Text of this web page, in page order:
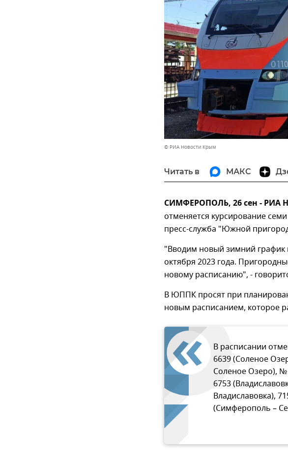
© РИА Новости Крым
Читать в МАКС
СИМФЕРОПОЛЬ, 26 сен - РИА
отменяется курсирование
пресс-служба "Южной
"Вводим новый зимний график
октября 2023 года.
новому расписанию", -
В ЮППК просят при
новым расписанием, которое
В расписании
6639 (Соленое
Соленое Озеро),
6753
Владиславовка),
(Симферополь –